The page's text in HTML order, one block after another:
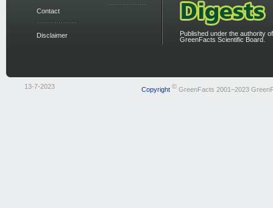
Contact
Disclaimer
Published under the authority
GreenFacts Scientific Board.
13-7-2023 Copyright ©GreenFacts 2001–2023